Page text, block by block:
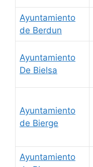
Ayuntamiento
de Berdun
Ayuntamiento
De Bielsa
Ayuntamiento
de Bierge
Ayuntamiento